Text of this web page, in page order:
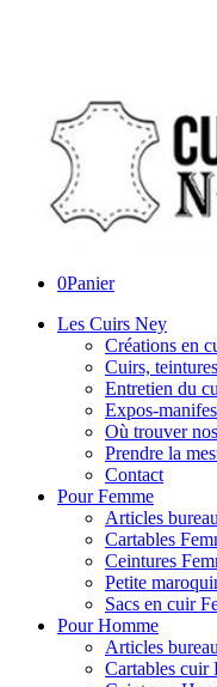
0Panier
Les Cuirs Ney
Créations en
Cuirs,
Entretien du
Expos-
Où trouver
Prendre la
Contact
Pour Femme
Articles
Cartables
Ceintures
Petite
Sacs en cuir
Pour Homme
Articles
Cartables cuir